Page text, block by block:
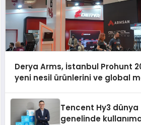
Derya Arms, İstanbul Prohunt
yeni nesil ürünlerini ve global
Tencent Hy3 dünya
genelinde